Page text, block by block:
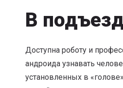
В
Доступна роботу и
андроида узнавать
установленных в